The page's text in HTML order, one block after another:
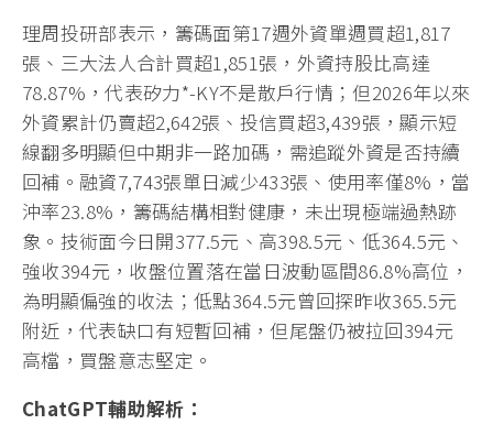
理周投研部表示，籌碼面第17週外資單週買超1,817
張、三大法人合計買超1,851張，外資持股比高達
78.87%，代表矽力*-KY不是散戶行情；但2026年以來
外資累計仍賣超2,642張、投信買超3,439張，顯示短
線翻多明顯但中期非一路加碼，需追蹤外資是否持續
回補。融資7,743張單日減少433張、使用率僅8%，當
沖率23.8%，籌碼結構相對健康，未出現極端過熱跡
象。技術面今日開377.5元、高398.5元、低364.5元、
強收394元，收盤位置落在當日波動區間86.8%高位，
為明顯偏強的收法；低點364.5元曾回探昨收365.5元
附近，代表缺口有短暫回補，但尾盤仍被拉回394元
高檔，買盤意志堅定。
ChatGPT輔助解析：